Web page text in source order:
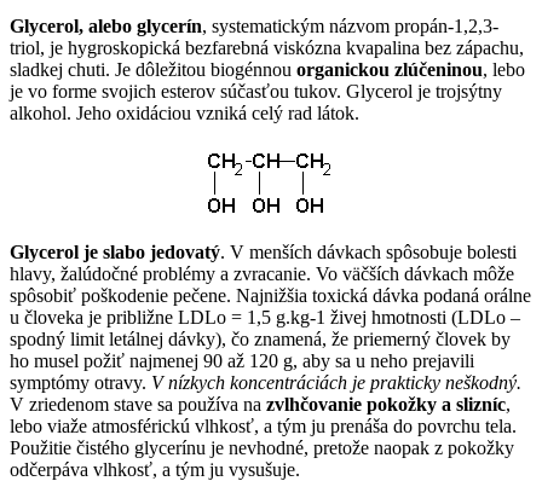
Glycerol, alebo glycerín, systematickým názvom propán-1,2,3-
triol, je hygroskopická bezfarebná viskózna kvapalina bez zápachu,
sladkej chuti. Je dôležitou biogénnou organickou zlúčeninou, lebo
je vo forme svojich esterov súčasťou tukov. Glycerol je trojsýtny
alkohol. Jeho oxidáciou vzniká celý rad látok.
Glycerol je slabo jedovatý. V menších dávkach spôsobuje bolesti
hlavy, žalúdočné problémy a zvracanie. Vo väčších dávkach môže
spôsobiť poškodenie pečene. Najnižšia toxická dávka podaná orálne
u človeka je približne LDLo = 1,5 g.kg-1 živej hmotnosti (LDLo –
spodný limit letálnej dávky), čo znamená, že priemerný človek by
ho musel požiť najmenej 90 až 120 g, aby sa u neho prejavili
symptómy otravy. V nízkych koncentráciách je prakticky neškodný.
V zriedenom stave sa používa na zvlhčovanie pokožky a slizníc,
lebo viaže atmosférickú vlhkosť, a tým ju prenáša do povrchu tela.
Použitie čistého glycerínu je nevhodné, pretože naopak z pokožky
odčerpáva vlhkosť, a tým ju vysušuje.